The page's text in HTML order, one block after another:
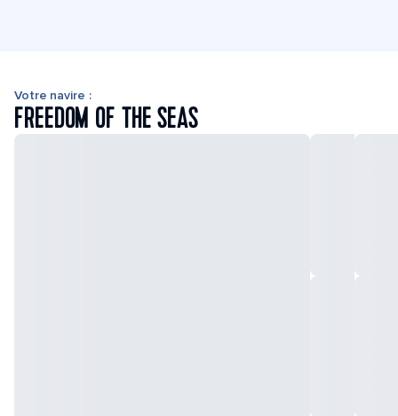
Votre navire :
FREEDOM OF THE SEAS